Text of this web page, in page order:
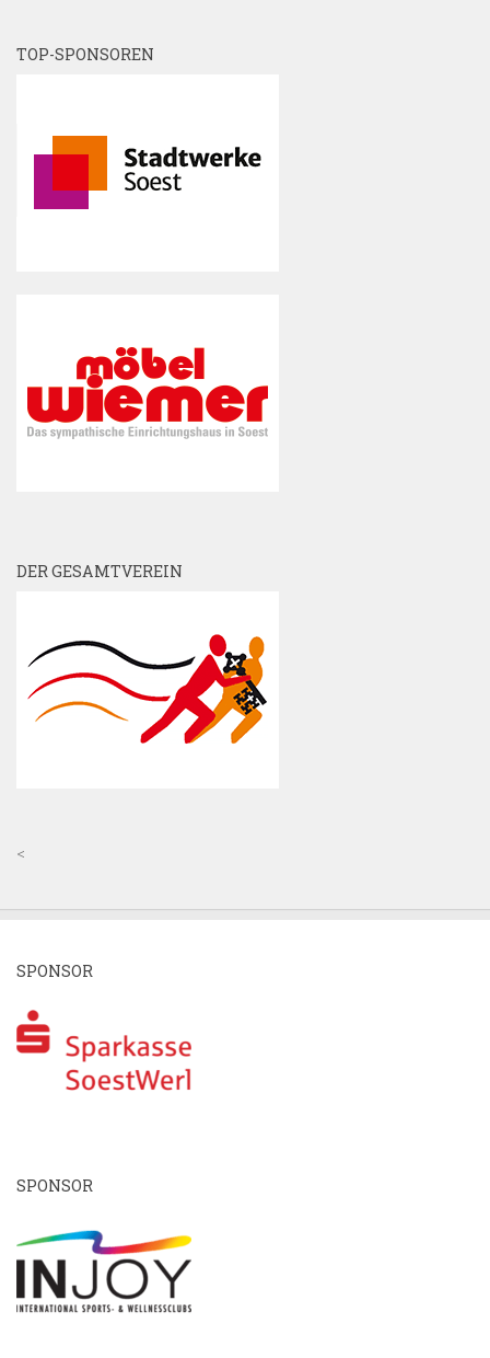
TOP-SPONSOREN
DER GESAMTVEREIN
<
SPONSOR
SPONSOR